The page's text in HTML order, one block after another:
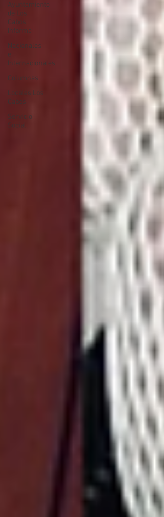
Ayuntamiento
de Los
Cabos
Informa
Nacionales
e
Internacionales
Columnas
Locales Los
Cabos
Servicio
Social